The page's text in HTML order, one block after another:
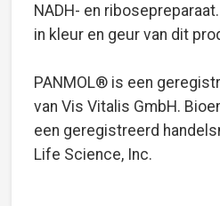
NADH- en
in kleur en geur van dit
PANMOL® is een
van Vis Vitalis GmbH.
een geregistreerd
Life Science, Inc.